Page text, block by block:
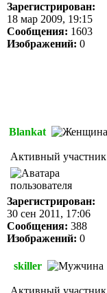
Зарегистрирован:
18 мар 2009, 19:15
Сообщения: 1603
Изображений: 0
Blankat
Активный участник
Зарегистрирован:
30 сен 2011, 17:06
Сообщения: 388
Изображений: 0
skiller
Активный участник